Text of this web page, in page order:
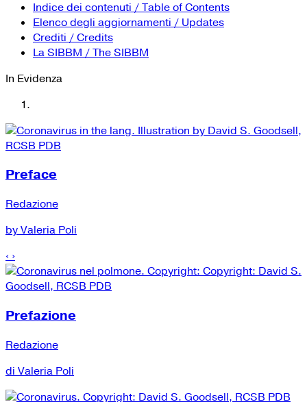
Tutti i siti Zanichelli per la scuola
Collezioni Università
Facebook
Twitter
Instagram
Instagram scuola
Mail
Indice dei contenuti / Table of Contents
Elenco degli aggiornamenti / Updates
Crediti / Credits
La SIBBM / The SIBBM
In Evidenza
Preface
Redazione
by Valeria Poli
‹ ›
Prefazione
Redazione
di Valeria Poli